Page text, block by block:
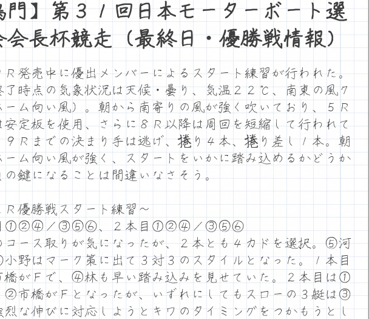
門】第３１回日本モーターボート選
会長杯競走（最終日・優勝戦情報）
発売中に優出メンバーによるスタート練習が行われた。
了時点の気象状況は天候・曇り、気温２２℃、南東の風７
ーム向い風）。朝から南寄りの風が強く吹いており、５Ｒ
安定板を使用、さらに８Ｒ以降は周回を短縮して行われて
９Ｒまでの決まり手は逃げ、捲り４本、捲り差し１本。朝
ーム向い風が強く、スタートをいかに踏み込めるかどうか
の鍵になることは間違いなさそう。
Ｒ優勝戦スタート練習～
目①②④／③⑤⑥、２本目①②④／③⑤⑥
ース取りが気になったが、２本とも４カドを選択。⑤河
野はマーク策に出て３対３のスタイルとなった。１本目
がＦで、④林も早い踏み込みを見せていた。２本目は①
②市橋がＦとなったが、いずれにしてもスローの３艇は③
烈な伸びに対応しようとキワのタイミングをつかもうとし